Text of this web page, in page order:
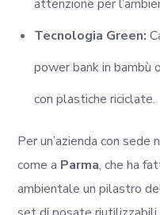
attenzione per
Tecnologia Green:
power bank in
con plastiche riciclate.
Per un’azienda con
come a Parma, che ha
ambientale un pilastro